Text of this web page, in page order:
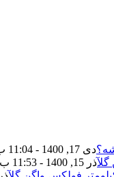
دی 17, 1400 - 11:04 ب.ظ
گلآذر 15, 1400 - 11:53 ب.ظ